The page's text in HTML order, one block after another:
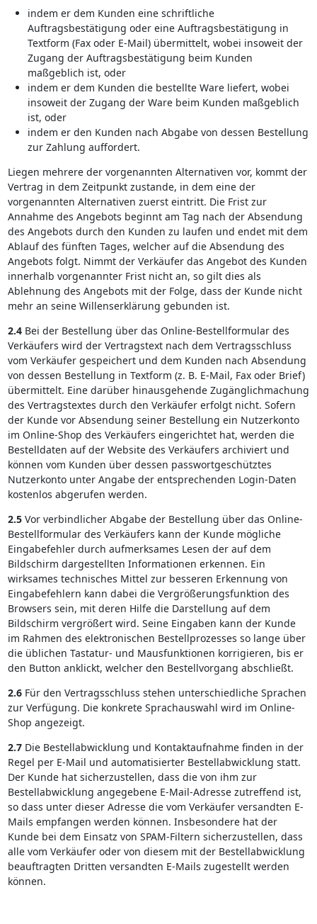
indem er dem Kunden eine schriftliche
Auftragsbestätigung oder eine Auftragsbestätigung in
Textform (Fax oder E-Mail) übermittelt, wobei insoweit der
Zugang der Auftragsbestätigung beim Kunden
maßgeblich ist, oder
indem er dem Kunden die bestellte Ware liefert, wobei
insoweit der Zugang der Ware beim Kunden maßgeblich
ist, oder
indem er den Kunden nach Abgabe von dessen Bestellung
zur Zahlung auffordert.
Liegen mehrere der vorgenannten Alternativen vor, kommt der
Vertrag in dem Zeitpunkt zustande, in dem eine der
vorgenannten Alternativen zuerst eintritt. Die Frist zur
Annahme des Angebots beginnt am Tag nach der Absendung
des Angebots durch den Kunden zu laufen und endet mit dem
Ablauf des fünften Tages, welcher auf die Absendung des
Angebots folgt. Nimmt der Verkäufer das Angebot des Kunden
innerhalb vorgenannter Frist nicht an, so gilt dies als
Ablehnung des Angebots mit der Folge, dass der Kunde nicht
mehr an seine Willenserklärung gebunden ist.
2.4Bei der Bestellung über das Online-Bestellformular des
Verkäufers wird der Vertragstext nach dem Vertragsschluss
vom Verkäufer gespeichert und dem Kunden nach Absendung
von dessen Bestellung in Textform (z. B. E-Mail, Fax oder Brief)
übermittelt. Eine darüber hinausgehende Zugänglichmachung
des Vertragstextes durch den Verkäufer erfolgt nicht. Sofern
der Kunde vor Absendung seiner Bestellung ein Nutzerkonto
im Online-Shop des Verkäufers eingerichtet hat, werden die
Bestelldaten auf der Website des Verkäufers archiviert und
können vom Kunden über dessen passwortgeschütztes
Nutzerkonto unter Angabe der entsprechenden Login-Daten
kostenlos abgerufen werden.
2.5Vor verbindlicher Abgabe der Bestellung über das Online-
Bestellformular des Verkäufers kann der Kunde mögliche
Eingabefehler durch aufmerksames Lesen der auf dem
Bildschirm dargestellten Informationen erkennen. Ein
wirksames technisches Mittel zur besseren Erkennung von
Eingabefehlern kann dabei die Vergrößerungsfunktion des
Browsers sein, mit deren Hilfe die Darstellung auf dem
Bildschirm vergrößert wird. Seine Eingaben kann der Kunde
im Rahmen des elektronischen Bestellprozesses so lange über
die üblichen Tastatur- und Mausfunktionen korrigieren, bis er
den Button anklickt, welcher den Bestellvorgang abschließt.
2.6Für den Vertragsschluss stehen unterschiedliche Sprachen
zur Verfügung. Die konkrete Sprachauswahl wird im Online-
Shop angezeigt.
2.7Die Bestellabwicklung und Kontaktaufnahme finden in der
Regel per E-Mail und automatisierter Bestellabwicklung statt.
Der Kunde hat sicherzustellen, dass die von ihm zur
Bestellabwicklung angegebene E-Mail-Adresse zutreffend ist,
so dass unter dieser Adresse die vom Verkäufer versandten E-
Mails empfangen werden können. Insbesondere hat der
Kunde bei dem Einsatz von SPAM-Filtern sicherzustellen, dass
alle vom Verkäufer oder von diesem mit der Bestellabwicklung
beauftragten Dritten versandten E-Mails zugestellt werden
können.